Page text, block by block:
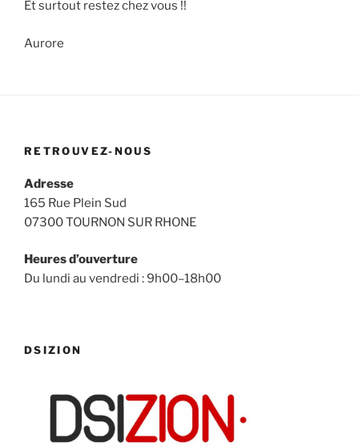
Et surtout restez chez vous !!
Aurore
RETROUVEZ-NOUS
Adresse
165 Rue Plein Sud
07300 TOURNON SUR RHONE
Heures d’ouverture
Du lundi au vendredi : 9h00–18h00
DSIZION